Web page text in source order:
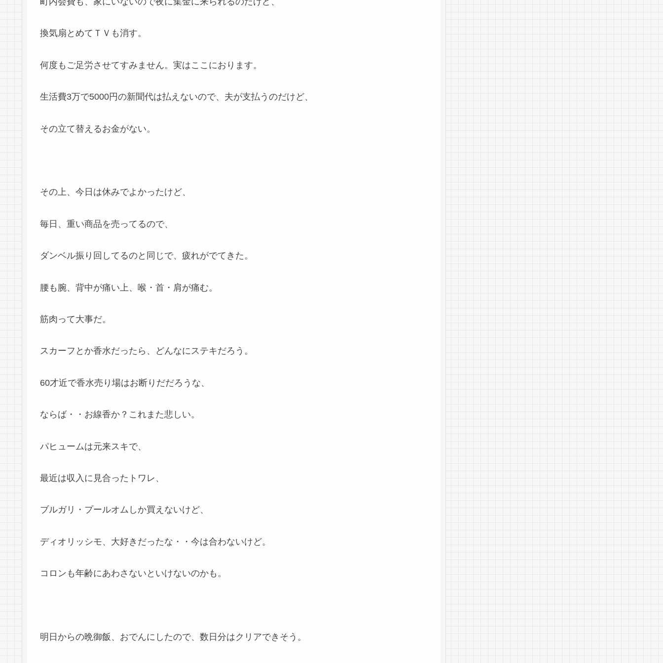
換気扇とめてＴＶも消す。
何度もご足労させてすみません。実はここにおります。
生活費3万で5000円の新聞代は払えないので、夫が支払うのだけど、
その立て替えるお金がない。
その上、今日は休みでよかったけど、
毎日、重い商品を売ってるので、
ダンベル振り回してるのと同じで、疲れがでてきた。
腰も腕、背中が痛い上、喉・首・肩が痛む。
筋肉って大事だ。
スカーフとか香水だったら、どんなにステキだろう。
60才近で香水売り場はお断りだだろうな、
ならば・・お線香か？これまた悲しい。
パヒュームは元来スキで、
最近は収入に見合ったトワレ、
ブルガリ・プールオムしか買えないけど、
ディオリッシモ、大好きだったな・・今は合わないけど。
コロンも年齢にあわさないといけないのかも。
明日からの晩御飯、おでんにしたので、数日分はクリアできそう。